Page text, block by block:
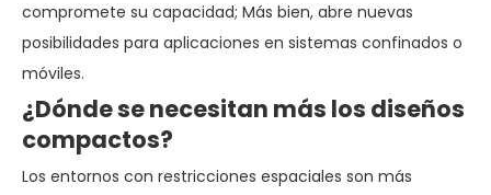
compromete su capacidad; Más bien, abre nuevas
posibilidades para aplicaciones en sistemas confinados o
móviles.
¿Dónde se necesitan más los diseños
compactos?
Los entornos con restricciones espaciales son más